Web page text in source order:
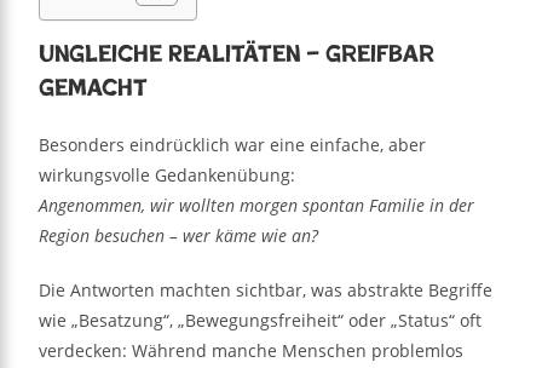
Ungleiche Realitäten – greifbar
gemacht
Besonders eindrücklich war eine einfache, aber
wirkungsvolle Gedankenübung:
Angenommen, wir wollten morgen spontan Familie in der
Region besuchen – wer käme wie an?
Die Antworten machten sichtbar, was abstrakte Begriffe
wie „Besatzung“, „Bewegungsfreiheit“ oder „Status“ oft
verdecken: Während manche Menschen problemlos